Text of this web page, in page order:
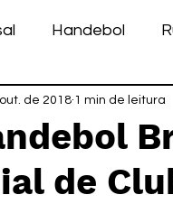
Handebol
Atletismo EC
Fut7 Rugby
de
de 2018 1 min de leitura